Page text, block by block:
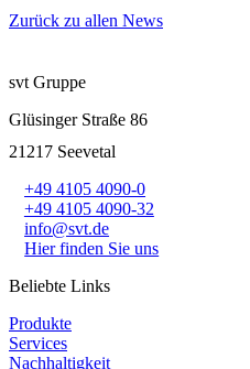
Zurück zu allen News
svt Gruppe
Glüsinger Straße 86
21217 Seevetal
+49 4105 4090-0
+49 4105 4090-32
info@svt.de
Hier finden Sie uns
Beliebte Links
Produkte
Services
Nachhaltigkeit